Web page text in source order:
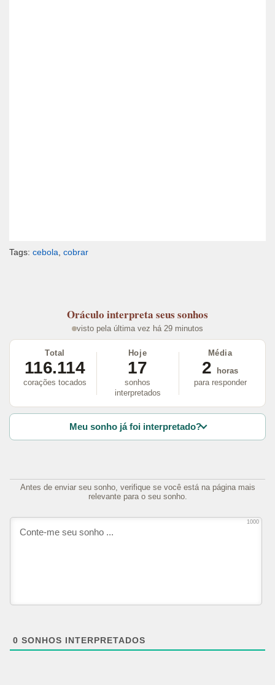
Tags: cebola cobrar
Oráculo interpreta seus sonhos
visto pela última vez há 29 minutos
Total
116.114
corações tocados
Hoje
17
sonhos
interpretados
Média
2
horas
para responder
Meu sonho já foi interpretado?
Antes de enviar seu sonho, verifique se você está na página mais
relevante para o seu sonho.
1000
0 SONHOS INTERPRETADOS